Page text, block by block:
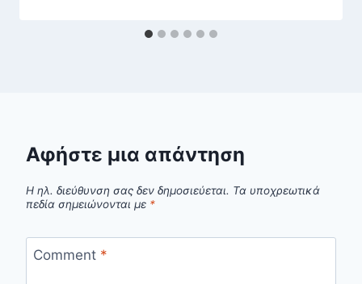
Αφήστε μια απάντηση
Η ηλ. διεύθυνση σας δεν δημοσιεύεται. Τα υποχρεωτικά
πεδία σημειώνονται με *
Comment *